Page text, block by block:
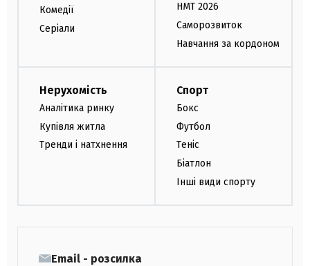
Комедії
Серіали
НМТ 2026
Саморозвиток
Навчання за кордоном
Нерухомість
Аналітика ринку
Купівля житла
Тренди і натхнення
Спорт
Бокс
Футбол
Теніс
Біатлон
Інші види спорту
Email - розсилка